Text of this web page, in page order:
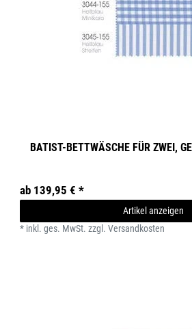
BATIST-BETTWÄSCHE FÜR ZWEI,
ab 139,95 € *
Artikel anzeigen
* inkl. ges. MwSt. zzgl. Versandkosten